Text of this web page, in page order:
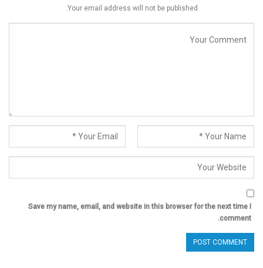
Your email address will not be published.
Save my name, email, and website in this browser for the next time I
comment.